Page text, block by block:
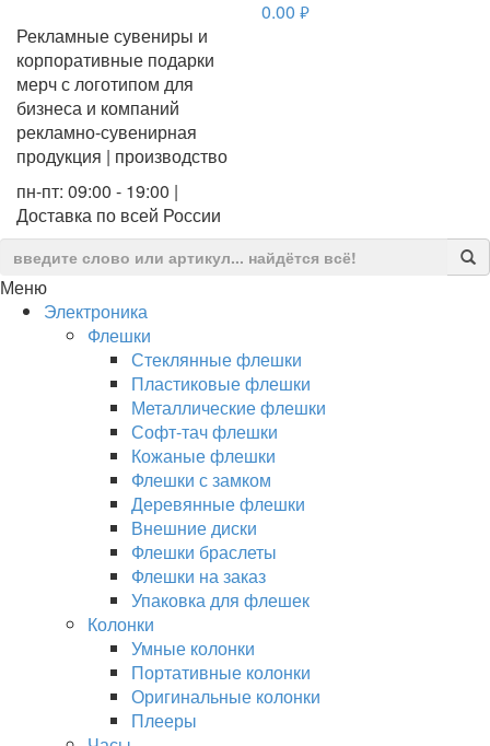
Рекламные сувениры и
корпоративные подарки
мерч с логотипом для
бизнеса и компаний
рекламно-сувенирная
продукция | производство
пн-пт: 09:00 - 19:00 |
Доставка по всей России
0.00 руб.
Меню
Электроника
Флешки
Стеклянные флешки
Пластиковые флешки
Металлические флешки
Софт-тач флешки
Кожаные флешки
Флешки с замком
Деревянные флешки
Внешние диски
Флешки браслеты
Флешки на заказ
Упаковка для флешек
Колонки
Умные колонки
Портативные колонки
Оригинальные колонки
Плееры